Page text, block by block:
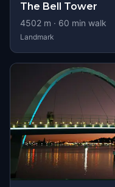
The Bell Tower
4502 m · 60 min walk
Landmark